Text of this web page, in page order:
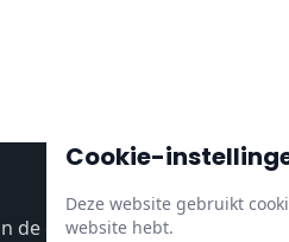
de gehele CBAM-
Cookie-
Deze website gebruikt
website hebt.